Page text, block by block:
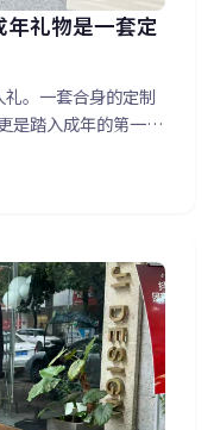
礼物是一套定
。一套合身的定制
是踏入成年的第一份
处理、以及如何在